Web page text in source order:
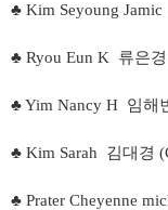
♣ Kim Seyoung
♣ Ryou Eun K 류은
♣ Yim Nancy H 임해
♣ Kim Sarah 김대경
♣ Prater Cheyenne